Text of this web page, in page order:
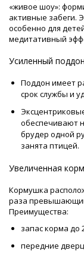
«живое шоу»:
активные забеги.
особенно для
медитативный
Усиленный
Поддон имеет
срок службы и
обеспечивают
брудер одной
занята птицей.
Увеличенная
Кормушка
раза
Преимущества:
запас корма
передние